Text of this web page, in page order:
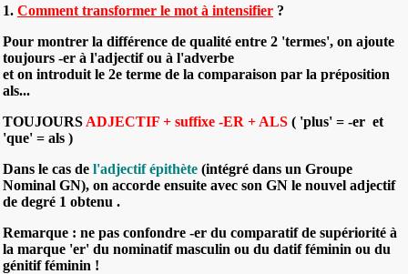
1. Comment transformer le mot à intensifier ?
Pour montrer la différence de qualité entre 2 'termes', on ajoute
toujours -er à l'adjectif ou à l'adverbe
et on introduit le 2e terme de la comparaison par la préposition
als...
TOUJOURS ADJECTIF + suffixe -ER + ALS ( 'plus' = -er et
'que' = als )
Dans le cas de l'adjectif épithète (intégré dans un Groupe
Nominal GN), on accorde ensuite avec son GN le nouvel adjectif
de degré 1 obtenu .
Remarque : ne pas confondre -er du comparatif de supériorité à
la marque 'er' du nominatif masculin ou du datif féminin ou du
génitif féminin !